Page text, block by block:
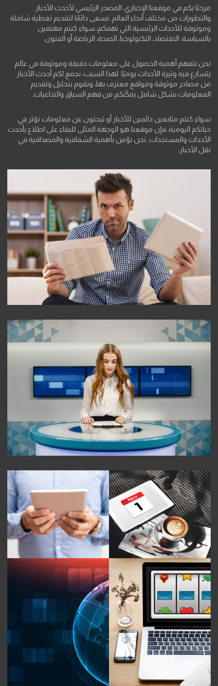
مرحبًا بكم في موقعنا الإخباري، المصدر الرئيسي لأحدث الأخبار
والتطورات من مختلف أنحاء العالم. نسعى دائمًا لتقديم تغطية شاملة
وموثوقة للأحداث الرئيسية التي تهمكم، سواء كنتم مهتمين
بالسياسة، الاقتصاد، التكنولوجيا، الصحة، الرياضة أو الفنون.
نحن نتفهم أهمية الحصول على معلومات دقيقة وموثوقة في عالم
يتسارع فيه وتيرة الأحداث يوميًا. لهذا السبب، نجمع لكم أحدث الأخبار
من مصادر موثوقة ومواقع معترف بها، ونقوم بتحليل وتقديم
المعلومات بشكل شامل يمكّنكم من فهم السياق والتداعيات.
سواء كنتم متابعين دائمين للأخبار أو تبحثون عن معلومات تؤثر في
حياتكم اليومية، فإن موقعنا هو الوجهة المثلى للبقاء على اطلاع بأحدث
الأحداث والمستجدات. نحن نؤمن بأهمية الشفافية والمصداقية في
نقل الأخبار،